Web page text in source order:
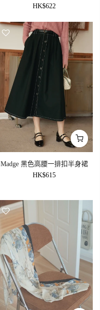
HK$622
Madge 黑色高腰一排扣半身裙
HK$615